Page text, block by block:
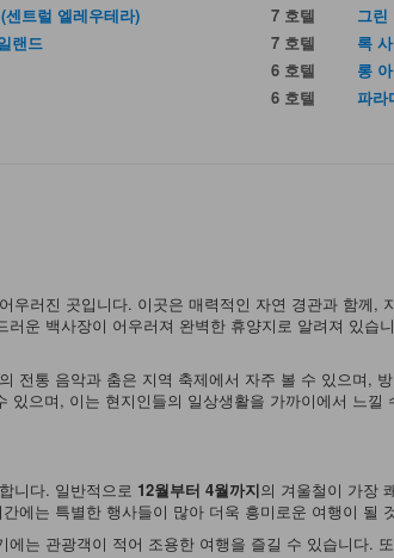
센트럴 엘레우테라)
7 호텔
랜드
7 호텔
6 호텔
6 호텔
그린
록
롱
파라
러진 곳입니다. 이곳은 매력적인 자연 경관과 함께,
러운 백사장이 어우러져 완벽한 휴양지로 알려져 있습
전통 음악과 춤은 지역 축제에서 자주 볼 수 있으며,
으며, 이는 현지인들의 일상생활을 가까이에서 느낄
니다. 일반적으로 12월부터 4월까지의 겨울철이 가장
에는 특별한 행사들이 많아 더욱 흥미로운 여행이 될
는 관광객이 적어 조용한 여행을 즐길 수 있습니다.